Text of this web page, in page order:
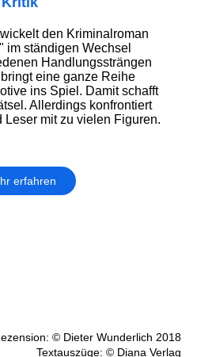
den Kriminalroman
im ständigen Wechsel
Handlungssträngen
eine ganze Reihe
ins Spiel. Damit schafft
Allerdings konfrontiert
mit zu vielen Figuren.
erfahren
© Dieter Wunderlich 2018
Textauszüge: © Diana Verlag